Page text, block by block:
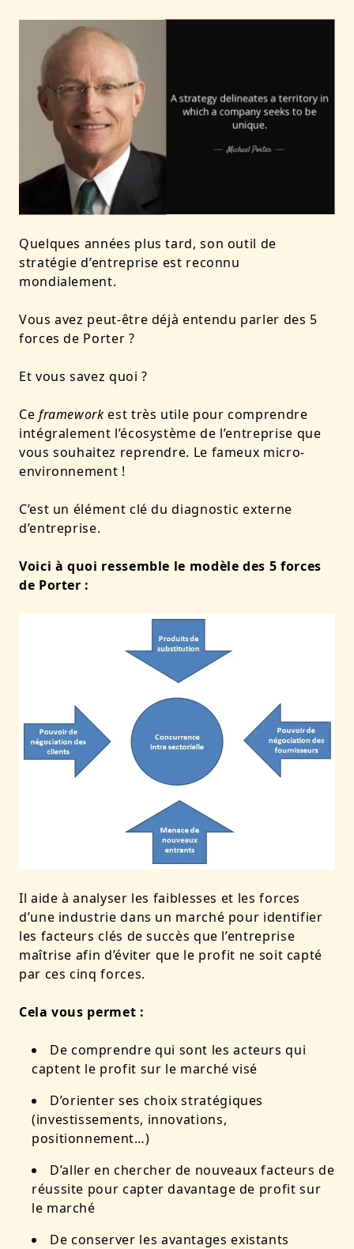
Quelques années plus tard, son outil de
stratégie d’entreprise est reconnu
mondialement.
Vous avez peut-être déjà entendu parler des 5
forces de Porter ?
Et vous savez quoi ?
Ce framework est très utile pour comprendre
intégralement l’écosystème de l’entreprise que
vous souhaitez reprendre. Le fameux micro-
environnement !
C’est un élément clé du diagnostic externe
d’entreprise.
Voici à quoi ressemble le modèle des 5 forces
de Porter :
Il aide à analyser les faiblesses et les forces
d’une industrie dans un marché pour identifier
les facteurs clés de succès que l’entreprise
maîtrise afin d’éviter que le profit ne soit capté
par ces cinq forces.
Cela vous permet :
De comprendre qui sont les acteurs qui
captent le profit sur le marché visé
D’orienter ses choix stratégiques
(investissements, innovations,
positionnement…)
D’aller en chercher de nouveaux facteurs de
réussite pour capter davantage de profit sur
le marché
De conserver les avantages existants